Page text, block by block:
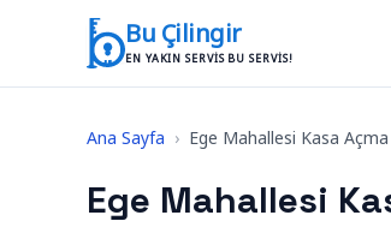
İçeriğe geç
Bu Çilingir
EN YAKIN SERVIS BU SERVIS!
Ana Sayfa › Ege Mahallesi Kasa Açma
Ege Mahallesi